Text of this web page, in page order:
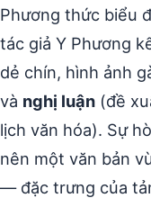
Phương thức biểu
tác giả Y Phương
dẻ chín, hình ảnh
và nghị luận (đề
lịch văn hóa). Sự
nên một văn bản
— đặc trưng của